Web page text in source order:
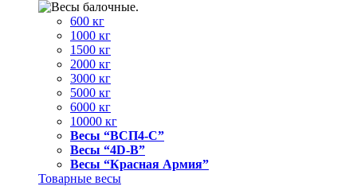
600 кг
1000 кг
1500 кг
2000 кг
3000 кг
5000 кг
6000 кг
10000 кг
Весы “ВСП4-С”
Весы “4D-В”
Весы “Красная Армия”
Товарные весы